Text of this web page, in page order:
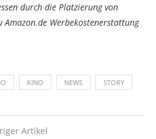
durch die Platzierung von
Amazon.de Werbekostenerstattung
KINO NEWS STORY
Artikel